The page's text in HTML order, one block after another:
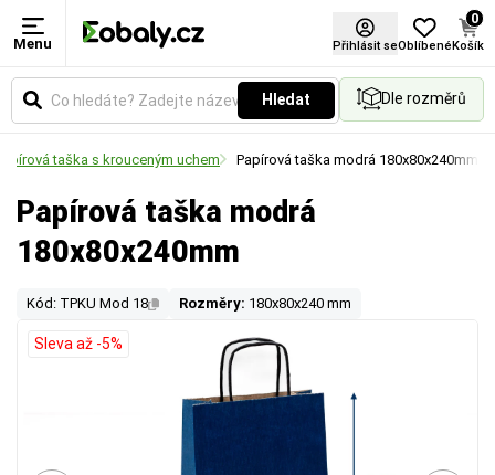
Menu Přihlásit seOblíbené
0
Košík
Hledat Dle rozměrů
taška s krouceným uchem Papírová taška modrá 180x80x240mm
Papírová taška modrá
180x80x240mm
Kód: TPKU Mod 18 Rozměry: 180x80x240 mm
Sleva až -5%